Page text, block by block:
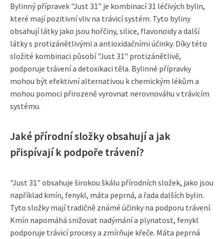
Bylinný přípravek "Just 31" je kombinací 31 léčivých bylin,
které mají pozitivní vliv na trávicí systém. Tyto byliny
obsahují látky jako jsou hořčiny, silice, flavonoidy a další
látky s protizánětlivými a antioxidačními účinky. Díky této
složité kombinaci působí "Just 31" protizánětlivě,
podporuje trávení a detoxikaci těla. Bylinné přípravky
mohou být efektivní alternativou k chemickým lékům a
mohou pomoci přirozeně vyrovnat nerovnováhu v trávicím
systému.
Jaké přírodní složky obsahují a jak
přispívají k podpoře trávení?
"Just 31" obsahuje širokou škálu přírodních složek, jako jsou
například kmín, fenykl, máta peprná, a řada dalších bylin.
Tyto složky mají tradičně známé účinky na podporu trávení.
Kmín napomáhá snižovat nadýmání a plynatost, fenykl
podporuje trávicí procesy a zmírňuje křeče. Máta peprná